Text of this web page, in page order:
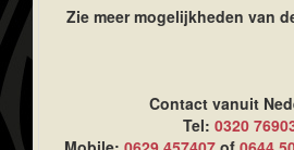
Zie meer mogelijkheden van
Contact vanuit
Tel: 0320